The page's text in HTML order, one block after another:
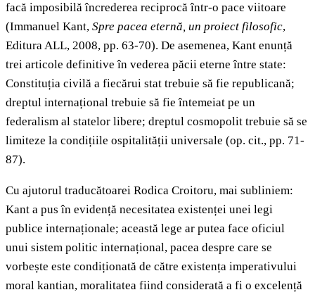
facă imposibilă încrederea reciprocă într-o pace viitoare
(Immanuel Kant, Spre pacea eternă, un proiect filosofic,
Editura ALL, 2008, pp. 63-70). De asemenea, Kant enunță
trei articole definitive în vederea păcii eterne între state:
Constituția civilă a fiecărui stat trebuie să fie republicană;
dreptul internațional trebuie să fie întemeiat pe un
federalism al statelor libere; dreptul cosmopolit trebuie să se
limiteze la condițiile ospitalității universale (op. cit., pp. 71-
87).
Cu ajutorul traducătoarei Rodica Croitoru, mai subliniem:
Kant a pus în evidență necesitatea existenței unei legi
publice internaționale; această lege ar putea face oficiul
unui sistem politic internațional, pacea despre care se
vorbește este condiționată de către existența imperativului
moral kantian, moralitatea fiind considerată a fi o excelență